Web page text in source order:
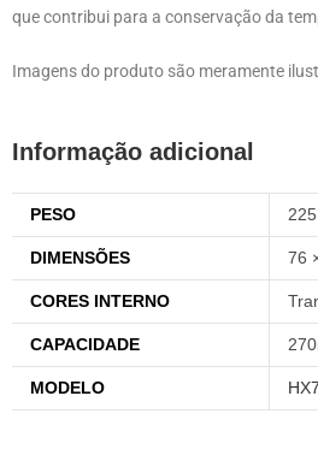
que contribui para a conservação da
Imagens do produto são meramente
Informação adicional
PESO
DIMENSÕES 76
CORES INTERNO
CAPACIDADE
MODELO